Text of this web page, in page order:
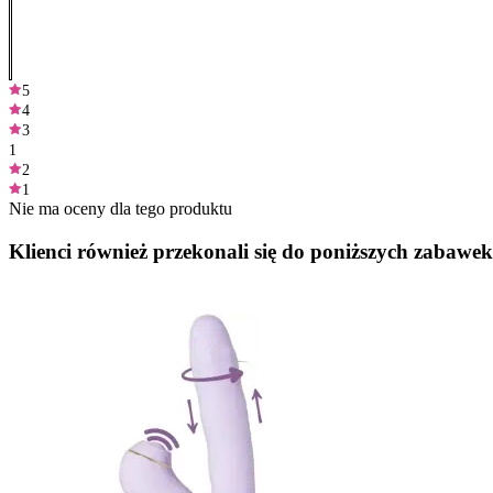
5
4
3
1
2
1
Nie ma oceny dla tego produktu
Klienci również przekonali się do poniższych